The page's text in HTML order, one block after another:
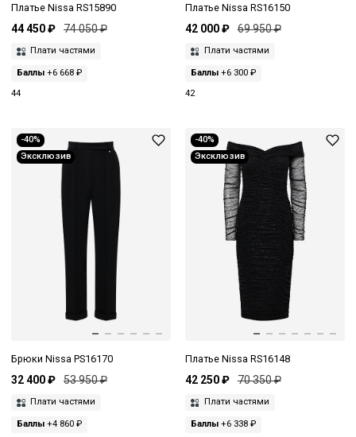
Платье Nissa RS15890
44 450 ₽ 74 050 ₽
Плати частями
Баллы +6 668 ₽
44
Платье Nissa RS16150
42 000 ₽ 69 950 ₽
Плати частями
Баллы+6 300 ₽
42
-40%
Эксклюзив
Брюки Nissa PS16170
32 400 ₽ 53 950 ₽
Плати частями
Баллы +4 860 ₽
-40%
Эксклюзив
Платье Nissa RS16148
42 250 ₽ 70 350 ₽
Плати частями
Баллы+6 338 ₽